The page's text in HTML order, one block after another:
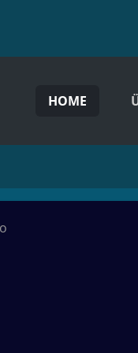
OF
HOME